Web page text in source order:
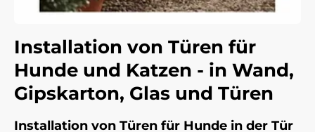
Installation von Türen für
Hunde und Katzen - in Wand,
Gipskarton, Glas und Türen
Installation von Türen für Hunde in der Tür